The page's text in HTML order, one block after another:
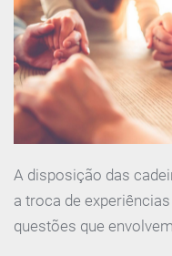
A disposição das
a troca de
questões que